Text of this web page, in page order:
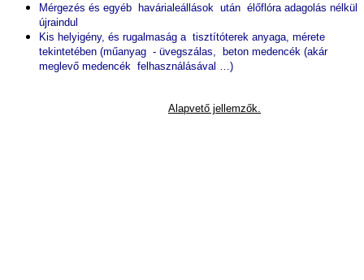
Mérgezés és egyéb havárialeállások után élőflóra adagolás nélkül
újraindul
Kis helyigény, és rugalmaság a tisztítóterek anyaga, mérete
tekintetében (műanyag - üvegszálas, beton medencék (akár
meglevő medencék felhasználásával …)
Alapvető jellemzők.